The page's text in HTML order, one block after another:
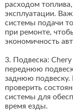
расходом
эксплуатации.
системы подачи
при ремонте,
экономичность
3. Подвеска:
переднюю
заднюю подвеску.
проверить
системы для
время езды.